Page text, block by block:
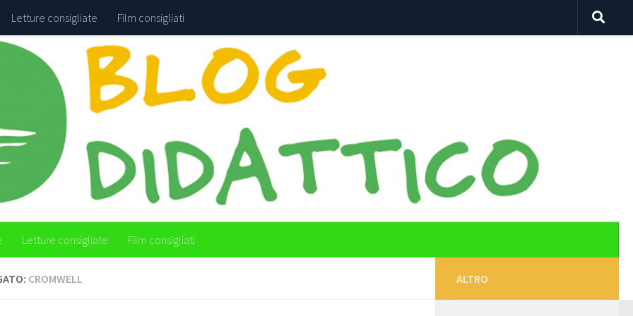
Letture consigliate Film consigliati
Letture consigliate Film consigliati
CROMWELL ALTRO